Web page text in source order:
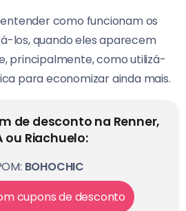
como funcionam os
los, quando eles aparecem
principalmente, como utilizá-
para economizar ainda mais.
de desconto na Renner,
ou Riachuelo:
BOHOCHIC
cupons de desconto